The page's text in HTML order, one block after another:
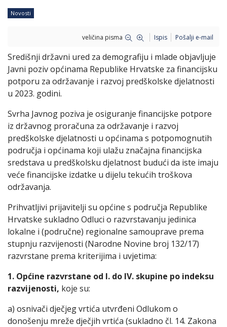
Novosti
veličina pisma Ispis Pošalji e-mail
Središnji državni ured za demografiju i mlade objavljuje
Javni poziv općinama Republike Hrvatske za financijsku
potporu za održavanje i razvoj predškolske djelatnosti
u 2023. godini.
Svrha Javnog poziva je osiguranje financijske potpore
iz državnog proračuna za održavanje i razvoj
predškolske djelatnosti u općinama s potpomognutih
područja i općinama koji ulažu značajna financijska
sredstava u predškolsku djelatnost budući da iste imaju
veće financijske izdatke u dijelu tekućih troškova
održavanja.
Prihvatljivi prijavitelji su općine s područja Republike
Hrvatske sukladno Odluci o razvrstavanju jedinica
lokalne i (područne) regionalne samouprave prema
stupnju razvijenosti (Narodne Novine broj 132/17)
razvrstane prema kriterijima i uvjetima:
1. Općine razvrstane od I. do IV. skupine po indeksu
razvijenosti, koje su:
a) osnivači dječjeg vrtića utvrđeni Odlukom o
donošenju mreže dječjih vrtića (sukladno čl. 14. Zakona